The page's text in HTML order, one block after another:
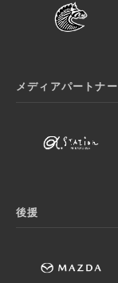
メディアパートナー
後援